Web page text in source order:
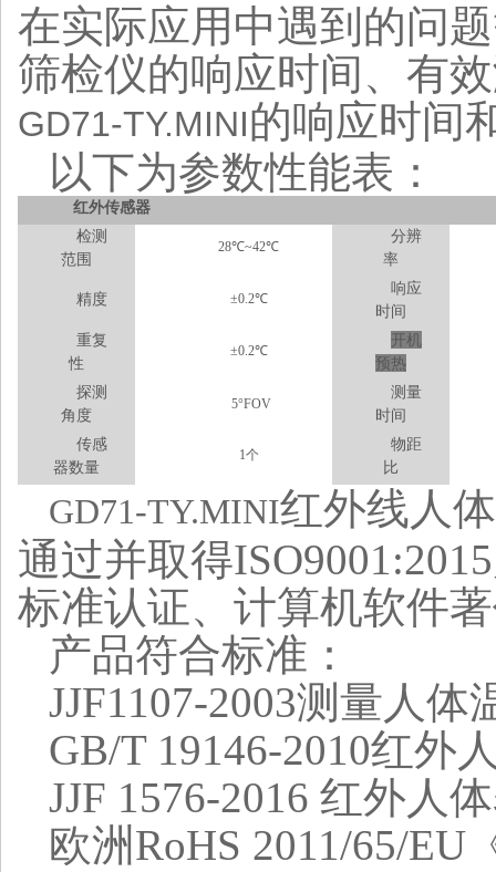
在实际应用中遇到的问
筛检仪的响应时间、有
GD71-TY.MINI的响应时间
以下为参数性能表：
红外传感器
检测
范围
28℃~42℃
分辨
率
精度 ±0.2℃
响应
时间
重复
性
±0.2℃
开机
预热
探测
角度
5°FOV
测量
时间
传感
器数量
1个
物距
比
GD71-TY.MINI红外线人
通过并取得
标准认证、计算机软件
产品符合标准：
JJF1107-2003测量人
GB/T 19146-2010红外
JJF 1576-2016 红外人
欧洲RoHS 2011/65/